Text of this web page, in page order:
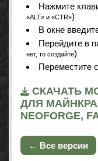
Нажмите
«ALT» и «CTR»)
В окне
Перейдите в
нет, то создайте)
Переместите
СКАЧАТЬ
ДЛЯ
NEOFORGE,
← Все версии